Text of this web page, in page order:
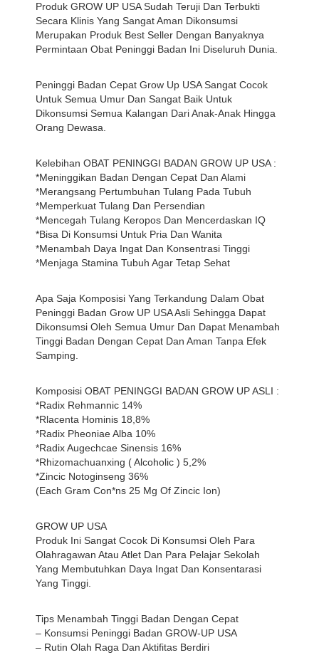
Produk GROW UP USA Sudah Teruji Dan Terbukti
Secara Klinis Yang Sangat Aman Dikonsumsi
Merupakan Produk Best Seller Dengan Banyaknya
Permintaan Obat Peninggi Badan Ini Diseluruh Dunia.
Peninggi Badan Cepat Grow Up USA Sangat Cocok
Untuk Semua Umur Dan Sangat Baik Untuk
Dikonsumsi Semua Kalangan Dari Anak-Anak Hingga
Orang Dewasa.
Kelebihan OBAT PENINGGI BADAN GROW UP USA :
*Meninggikan Badan Dengan Cepat Dan Alami
*Merangsang Pertumbuhan Tulang Pada Tubuh
*Memperkuat Tulang Dan Persendian
*Mencegah Tulang Keropos Dan Mencerdaskan IQ
*Bisa Di Konsumsi Untuk Pria Dan Wanita
*Menambah Daya Ingat Dan Konsentrasi Tinggi
*Menjaga Stamina Tubuh Agar Tetap Sehat
Apa Saja Komposisi Yang Terkandung Dalam Obat
Peninggi Badan Grow UP USA Asli Sehingga Dapat
Dikonsumsi Oleh Semua Umur Dan Dapat Menambah
Tinggi Badan Dengan Cepat Dan Aman Tanpa Efek
Samping.
Komposisi OBAT PENINGGI BADAN GROW UP ASLI :
*Radix Rehmannic 14%
*Rlacenta Hominis 18,8%
*Radix Pheoniae Alba 10%
*Radix Augechcae Sinensis 16%
*Rhizomachuanxing ( Alcoholic ) 5,2%
*Zincic Notoginseng 36%
(Each Gram Con*ns 25 Mg Of Zincic Ion)
GROW UP USA
Produk Ini Sangat Cocok Di Konsumsi Oleh Para
Olahragawan Atau Atlet Dan Para Pelajar Sekolah
Yang Membutuhkan Daya Ingat Dan Konsentarasi
Yang Tinggi.
Tips Menambah Tinggi Badan Dengan Cepat
– Konsumsi Peninggi Badan GROW-UP USA
– Rutin Olah Raga Dan Aktifitas Berdiri